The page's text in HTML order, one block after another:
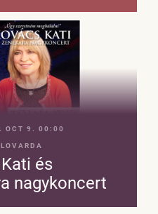
OCT 9. 00:00
és
nagykoncert